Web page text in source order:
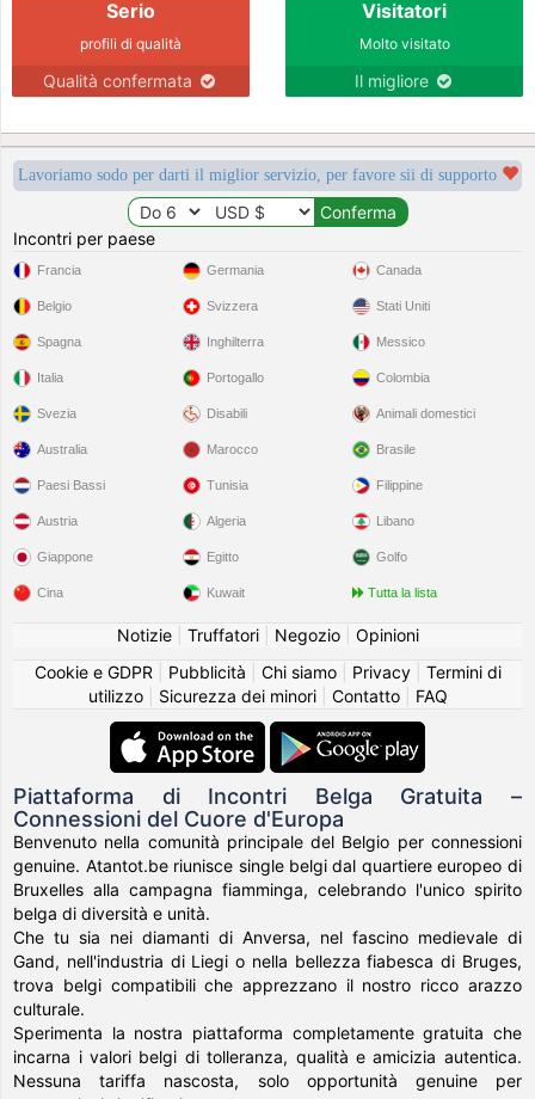
Serio
profili di qualità
Qualità confermata
Visitatori
Molto visitato
Il migliore
Lavoriamo sodo per darti il miglior servizio, per favore sii di supporto
Incontri per paese
Francia
Belgio
Spagna
Italia
Svezia
Germania
Svizzera
Inghilterra
Portogallo
Disabili
Canada
Stati Uniti
Messico
Colombia
Animali domestici
Australia
Paesi Bassi
Austria
Giappone
Cina
Marocco
Tunisia
Algeria
Egitto
Kuwait
Brasile
Filippine
Libano
Golfo
Tutta la lista
Notizie| Truffatori| Negozio| Opinioni
Cookie e GDPR
Pubblicità Chi siamo| Privacy| Termini di
utilizzo| Sicurezza dei minori| Contatto| FAQ
Piattaforma di Incontri Belga Gratuita –
Connessioni del Cuore d'Europa
Benvenuto nella comunità principale del Belgio per connessioni
genuine. Atantot.be riunisce single belgi dal quartiere europeo di
Bruxelles alla campagna fiamminga, celebrando l'unico spirito
belga di diversità e unità.
Che tu sia nei diamanti di Anversa, nel fascino medievale di
Gand, nell'industria di Liegi o nella bellezza fiabesca di Bruges,
trova belgi compatibili che apprezzano il nostro ricco arazzo
culturale.
Sperimenta la nostra piattaforma completamente gratuita che
incarna i valori belgi di tolleranza, qualità e amicizia autentica.
Nessuna tariffa nascosta, solo opportunità genuine per